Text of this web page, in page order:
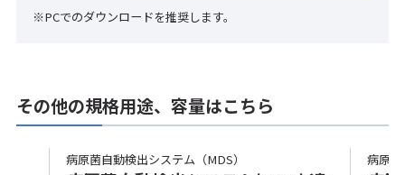
※PCでのダウンロードを推奨します。
その他の規格用途、容量はこちら
病原菌自動検出システム（MDS） 病原